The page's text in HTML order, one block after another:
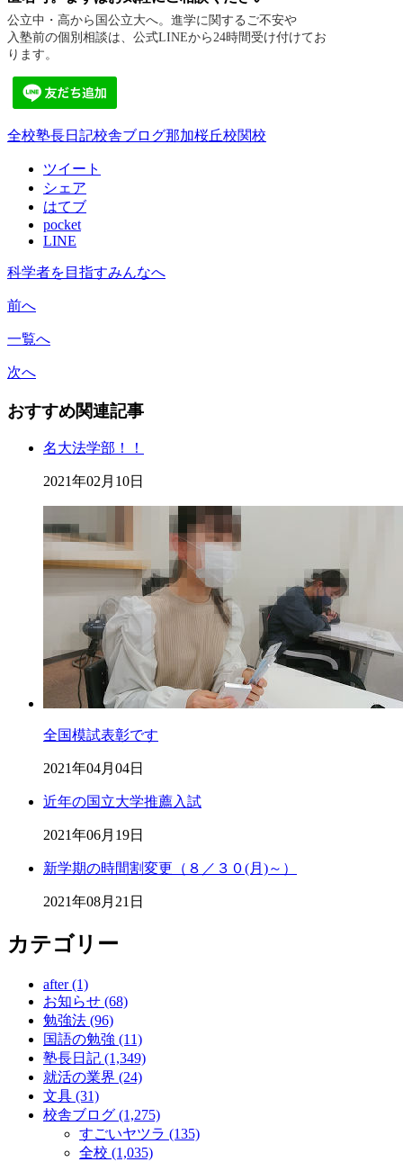
公立中・高から国公立大へ。進学に関するご不安や
入塾前の個別相談は、公式LINEから24時間受け付けてお
ります。
全校塾長日記校舎ブログ那加桜丘校関校
ツイート
シェア
はてブ
pocket
LINE
科学者を目指すみんなへ
前へ
一覧へ
次へ
おすすめ関連記事
名大法学部！！
2021年02月10日
全国模試表彰です
2021年04月04日
近年の国立大学推薦入試
2021年06月19日
新学期の時間割変更（８／３０(月)～）
2021年08月21日
カテゴリー
after (1)
お知らせ (68)
勉強法 (96)
国語の勉強 (11)
塾長日記 (1,349)
就活の業界 (24)
文具 (31)
校舎ブログ (1,275)
すごいヤツラ (135)
全校 (1,035)